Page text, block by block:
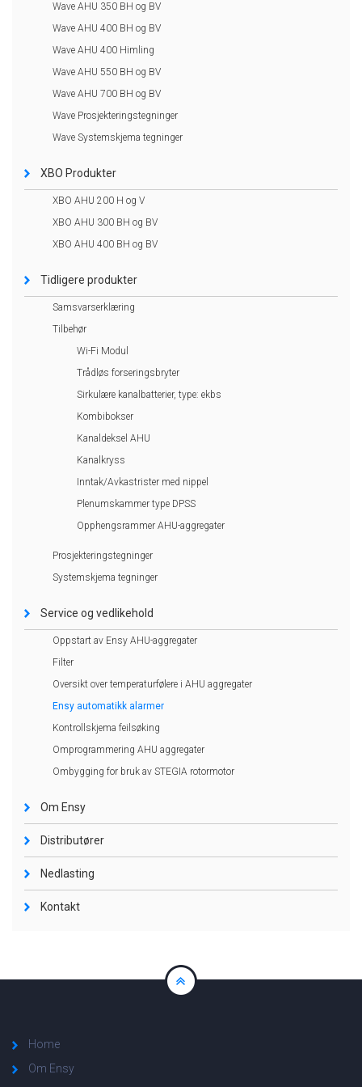
Wave AHU 350 BH og BV
Wave AHU 400 BH og BV
Wave AHU 400 Himling
Wave AHU 550 BH og BV
Wave AHU 700 BH og BV
Wave Prosjekteringstegninger
Wave Systemskjema tegninger
XBO Produkter
XBO AHU 200 H og V
XBO AHU 300 BH og BV
XBO AHU 400 BH og BV
Tidligere produkter
Samsvarserklæring
Tilbehør
Wi-Fi Modul
Trådløs forseringsbryter
Sirkulære kanalbatterier, type: ekbs
Kombibokser
Kanaldeksel AHU
Kanalkryss
Inntak/Avkastrister med nippel
Plenumskammer type DPSS
Opphengsrammer AHU-aggregater
Prosjekteringstegninger
Systemskjema tegninger
Service og vedlikehold
Oppstart av Ensy AHU-aggregater
Filter
Oversikt over temperaturfølere i AHU aggregater
Ensy automatikk alarmer
Kontrollskjema feilsøking
Omprogrammering AHU aggregater
Ombygging for bruk av STEGIA rotormotor
Om Ensy
Distributører
Nedlasting
Kontakt
Home
Om Ensy